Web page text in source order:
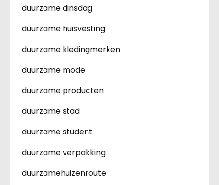
duurzame dinsdag
duurzame huisvesting
duurzame kledingmerken
duurzame mode
duurzame producten
duurzame stad
duurzame student
duurzame verpakking
duurzamehuizenroute